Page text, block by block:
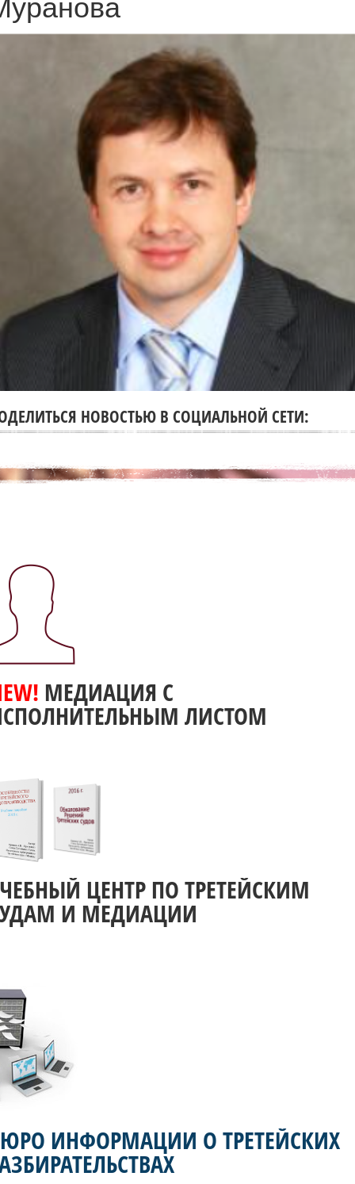
НОВОСТЬЮ В СОЦИАЛЬНОЙ СЕТИ:
МЕДИАЦИЯ С
ЛИСТОМ
ЦЕНТР ПО ТРЕТЕЙСКИМ
И МЕДИАЦИИ
ИНФОРМАЦИИ О ТРЕТЕЙСКИХ